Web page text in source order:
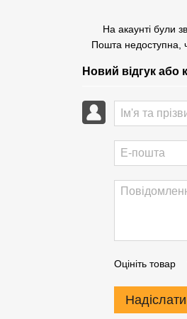
На акаунті були
Пошта недоступна,
Новий відгук або
Оцініть товар
Надіслати